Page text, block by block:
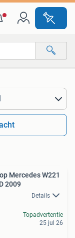
Mercedes W221
2009
Details
Topadvertentie
25 jul 26